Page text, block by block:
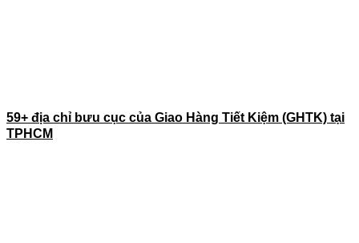
59+ địa chỉ bưu cục của Giao Hàng Tiết Kiệm (GHTK) tại
TPHCM